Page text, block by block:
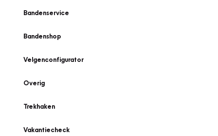
Bandenservice
Bandenshop
Velgenconfigurator
Overig
Trekhaken
Vakantiecheck